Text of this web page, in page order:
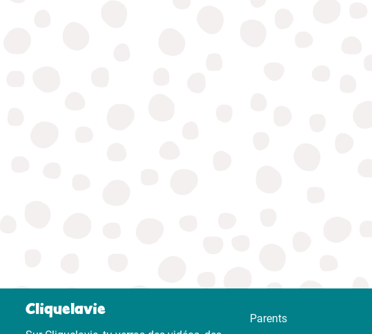
Cliquelavie
Parents